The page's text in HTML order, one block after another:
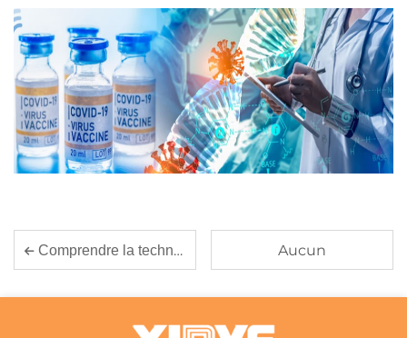
Comprendre la technologie des cartes RFID: caractéristiques et fonctions Aucun